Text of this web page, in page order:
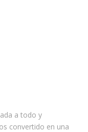
a todo y
convertido en una